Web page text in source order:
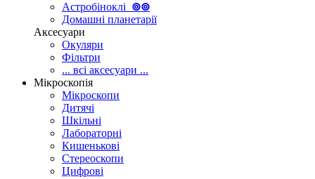
Астробіноклі ⊚⊚
Домашні планетарії
Аксесуари
Окуляри
Фільтри
... всі аксесуари ...
Мікроскопія
Мікроскопи
Дитячі
Шкільні
Лабораторні
Кишенькові
Стереоскопи
Цифрові